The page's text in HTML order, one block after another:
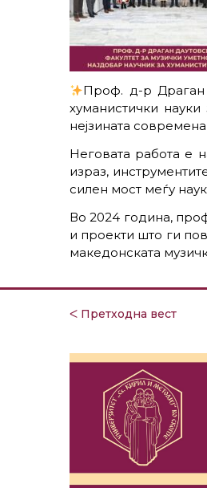
Проф. д-р Драган
хуманистички
нејзината
Неговата работа е
израз,
силен мост меѓу
Во 2024 година,
и проекти што ги
македонската
ᐸ Претходна вест